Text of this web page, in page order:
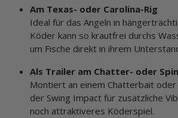
Am Texas- oder Carolina-Rig
Ideal für das Angeln in
Köder kann so krautfrei durchs
um Fische direkt in ihrem
Als Trailer am Chatter- oder
Montiert an einem Chatterbait
der Swing Impact für zusätzliche
noch attraktiveres Köderspiel.